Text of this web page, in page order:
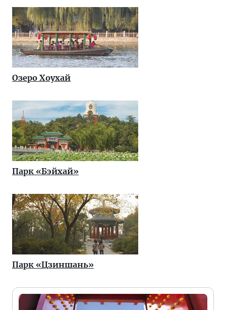
Озеро Хоухай
Парк «Бэйхай»
Парк «Цзиншань»